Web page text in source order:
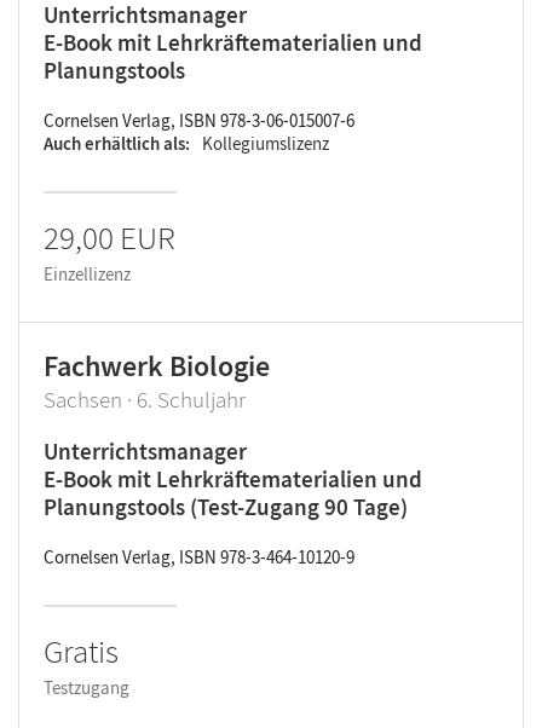
Unterrichtsmanager
E-Book mit Lehrkräftematerialien und
Planungstools
Cornelsen Verlag, ISBN 978-3-06-015007-6
Auch erhältlich als
Kollegiumslizenz
29,00 EUR
Einzellizenz
Fachwerk Biologie
Sachsen · 6. Schuljahr
Unterrichtsmanager
E-Book mit Lehrkräftematerialien und
Planungstools (Test-Zugang 90 Tage)
Cornelsen Verlag, ISBN 978-3-464-10120-9
Gratis
Testzugang